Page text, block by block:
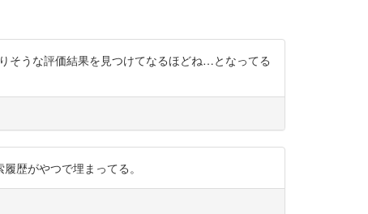
そうな評価結果を見つけてなるほどね…となってる
歴がやつで埋まってる。